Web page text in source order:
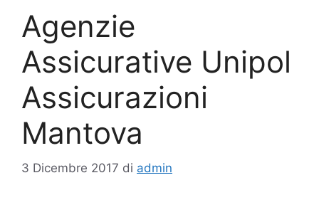
Agenzie
Assicurative Unipol
Assicurazioni
Mantova
3 Dicembre 2017 di admin